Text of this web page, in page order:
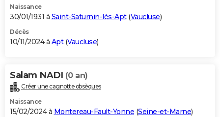
Naissance
30/01/1931 à Saint-Saturnin-lès-Apt(Vaucluse)
Décès
10/11/2024 à Apt(Vaucluse)
Salam NADI (0 an)
Créer une cagnotte obsèques
Naissance
15/02/2024 à Montereau-Fault-Yonne (Seine-et-Marne)